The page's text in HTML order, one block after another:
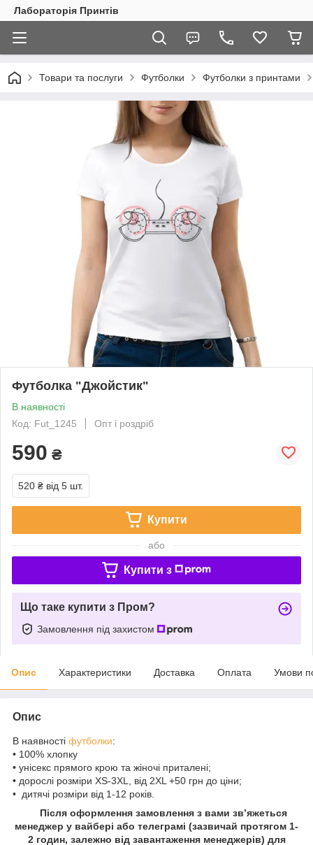
Лабораторія Принтів
Товари та послуги Футболки Футболки з принтами
Футболка "Джойстик"
В наявності
Код: Fut_1245
Опт і роздріб
590 ₴
520 ₴ від 5 шт.
Купити
або
Купити з
Що таке купити з Пром?
Замовлення під захистом
Опис Характеристики Доставка Оплата Умови
Опис
В наявності футболки:
• 100% хлопку
• унісекс прямого крою та жіночі приталені;
• дорослі розміри XS-3XL, від 2XL +50 грн до ціни;
• дитячі розміри від 1-12 років.
Після оформлення замовлення з вами зв’яжеться
менеджер у вайбері або телеграмі (зазвичай протягом 1-
2 годин, залежно від завантаження менеджерів) для